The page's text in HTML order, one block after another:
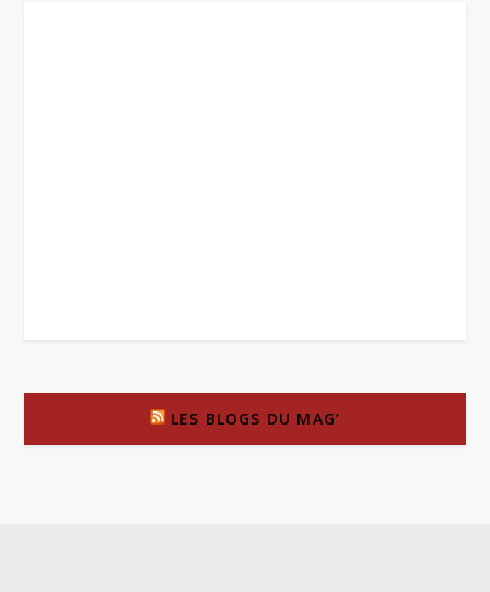
LES BLOGS DU MAG’